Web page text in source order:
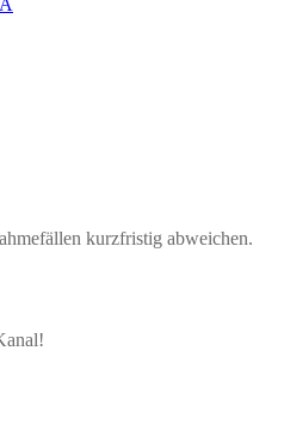
kurzfristig abweichen.